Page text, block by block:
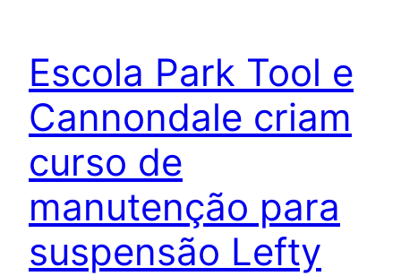
Escola Park Tool e
Cannondale criam
curso de
manutenção para
suspensão Lefty